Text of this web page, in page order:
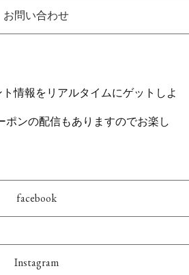
お問い合わせ
facebook
Instagram